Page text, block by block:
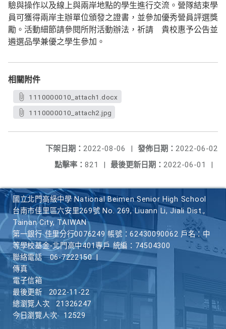
驗與操作以及線上與兩岸地點的學生進行交流。營隊結束學
員可獲得兩岸主辦單位頒發之證書，並參加優秀營員評選獎
勵。活動細節請參閱所附活動辦法，祈請 貴校惠予公告並
遴選品學兼優之學生參加。
相關附件
1110000010_attach1.docx
1110000010_attach2.jpg
發佈日期： 2022-06-02
下架日期： 2022-08-06
|
最後更新日期： 2022-06-01 |
點擊率： 821 |
國立北門高級中學 National Beimen Senior High School
台南市佳里區六安里269號 No. 269, Liuann Li, Jiali Dist.,
Tainan City, TAIWAN
第一銀行 佳里分行0076249 帳號：62430090062 戶名：中
等學校基金-北門高中401專戶 統編：74504300
聯絡電話
06-7222150
傳真
電子信箱
最後更新
2022-11-22
總瀏覽人次
21326247
今日瀏覽人次
12529